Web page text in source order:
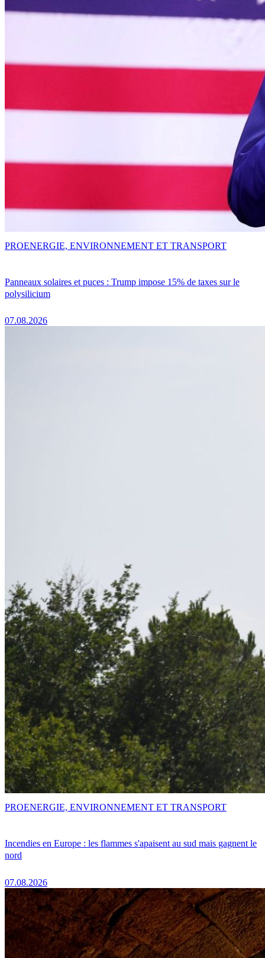
Panneaux solaires et puces : Trump impose 15% de taxes sur le
polysilicium
07.08.2026
PROENERGIE, ENVIRONNEMENT ET TRANSPORT
Incendies en Europe : les flammes s'apaisent au sud mais gagnent le
nord
07.08.2026
PROENERGIE, ENVIRONNEMENT ET TRANSPORT